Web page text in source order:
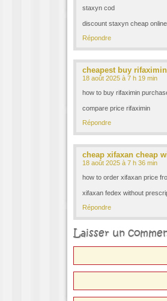
staxyn cod
discount staxyn cheap
Répondre
cheapest buy
18 août 2025 à 7 h 19 min
how to buy rifaximin
compare price rifaximin
Répondre
cheap xifaxan cheap
18 août 2025 à 7 h 36 min
how to order xifaxan price
xifaxan fedex without
Répondre
Laisser un